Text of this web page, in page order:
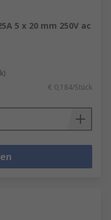
5 x 20 mm 250V ac
€ 0,184/Stück